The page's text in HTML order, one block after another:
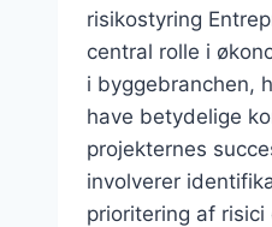
risikostyring
central rolle i
i byggebranchen,
have betydelige
projekternes
involverer
prioritering af